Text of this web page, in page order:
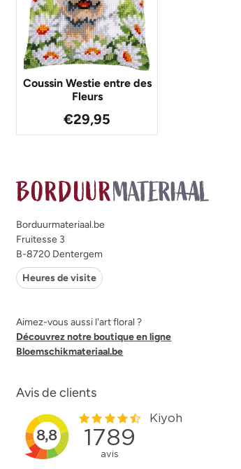
Coussin Westie entre des
Fleurs
€29,95
Borduurmateriaal.be
Fruitesse 3
B-8720 Dentergem
Heures de visite
Aimez-vous aussi l'art floral ?
Découvrez notre boutique en ligne
Bloemschikmateriaal.be
Avis de clients